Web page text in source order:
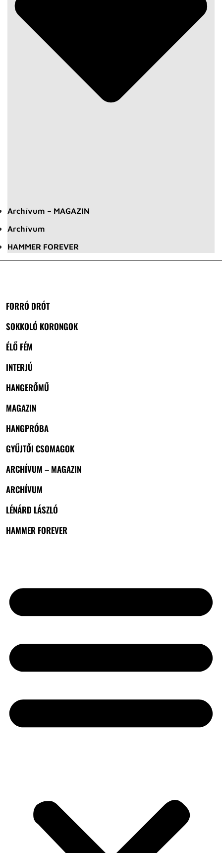
Archívum – MAGAZIN
Archívum
HAMMER FOREVER
FORRÓ DRÓT
SOKKOLÓ KORONGOK
ÉLŐ FÉM
INTERJÚ
HANGERŐMŰ
MAGAZIN
HANGPRÓBA
GYŰJTŐI CSOMAGOK
ARCHÍVUM – MAGAZIN
ARCHÍVUM
LÉNÁRD LÁSZLÓ
HAMMER FOREVER